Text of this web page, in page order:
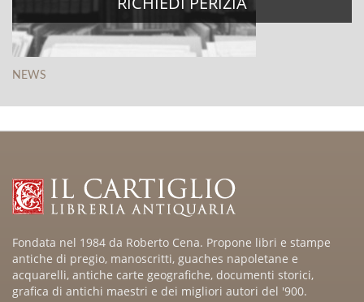
NEWS
Fondata nel 1984 da Roberto Cena. Propone libri e stampe
antiche di pregio, manoscritti, guaches napoletane e
acquarelli, antiche carte geografiche, documenti storici,
grafica di antichi maestri e dei migliori autori del '900.